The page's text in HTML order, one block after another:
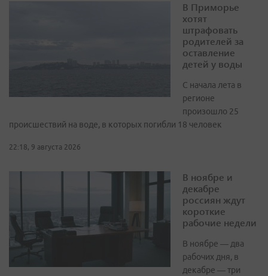
В Приморье
хотят
штрафовать
родителей за
оставление
детей у воды
С начала лета в
регионе
произошло 25
происшествий на воде, в которых погибли 18 человек
22:18, 9 августа 2026
В ноябре и
декабре
россиян ждут
короткие
рабочие недели
В ноябре — два
рабочих дня, в
декабре — три